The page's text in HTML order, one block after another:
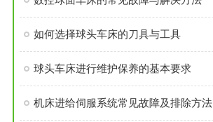
如何选择球头车床的刀具与工具
球头车床进行维护保养的基本要求
机床进给伺服系统常见故障及排除方法